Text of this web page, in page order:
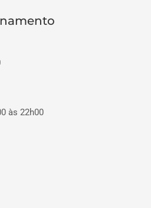
às 22h00